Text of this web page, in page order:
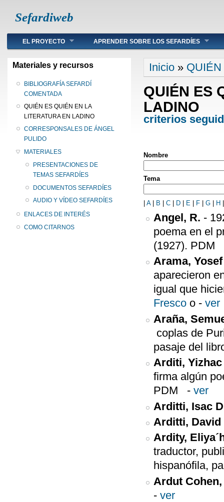
Sefardiweb
Main menu
EL PROYECTO APRENDER SOBRE LOS SEFARDÍES
Materiales y recursos
BIBLIOGRAFÍA SEFARDÍ
COMENTADA
QUIÉN ES QUIÉN EN LA
LITERATURA EN LADINO
CORRESPONSALES DE ÁNGEL
PULIDO
MATERIALES
PRESENTACIONES DE
TEMAS SEFARDÍES
DOCUMENTOS SEFARDÍES
AUDIO Y VÍDEO SEFARDÍES
ENLACES DE INTERÉS
COMO CITARNOS
Se encuentra
Inicio »
QUIÉN ES
LADINO
criterios
Nombre
Tema
A B C D E F G H
Angel, R. -
poema en el
(1927). PDM
Arama,
aparecieron
igual que
Fresco o -ver
Araña,
coplas de
pasaje del
Arditi, Yizhac
firma algún
PDM -ver
Arditti, Isac
Arditti,
Ardity,
traductor,
hispanófila,
Ardut
-ver